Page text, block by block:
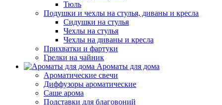
Тюль
Подушки и чехлы на стулья, диваны и кресла
Сидушки на стулья
Чехлы на стулья
Чехлы на диваны и кресла
Прихватки и фартуки
Грелки на чайник
Ароматы для дома
Ароматические свечи
Диффузоры ароматические
Саше арома
Подставки для благовоний